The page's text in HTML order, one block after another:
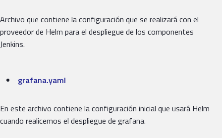
Archivo que contiene la configuración que se realizará con el
proveedor de Helm para el despliegue de los componentes
Jenkins.
grafana.yaml
En este archivo contiene la configuración inicial que usará Helm
cuando realicemos el despliegue de grafana.